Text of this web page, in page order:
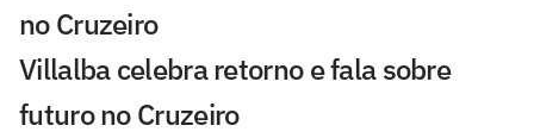
no Cruzeiro
Villalba celebra retorno e fala sobre
futuro no Cruzeiro